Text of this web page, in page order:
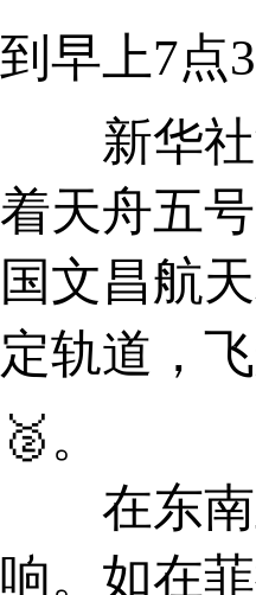
到早上7点
新华社海
着天舟五
国文昌航
定轨道，
🥈。
在东南
响。如在